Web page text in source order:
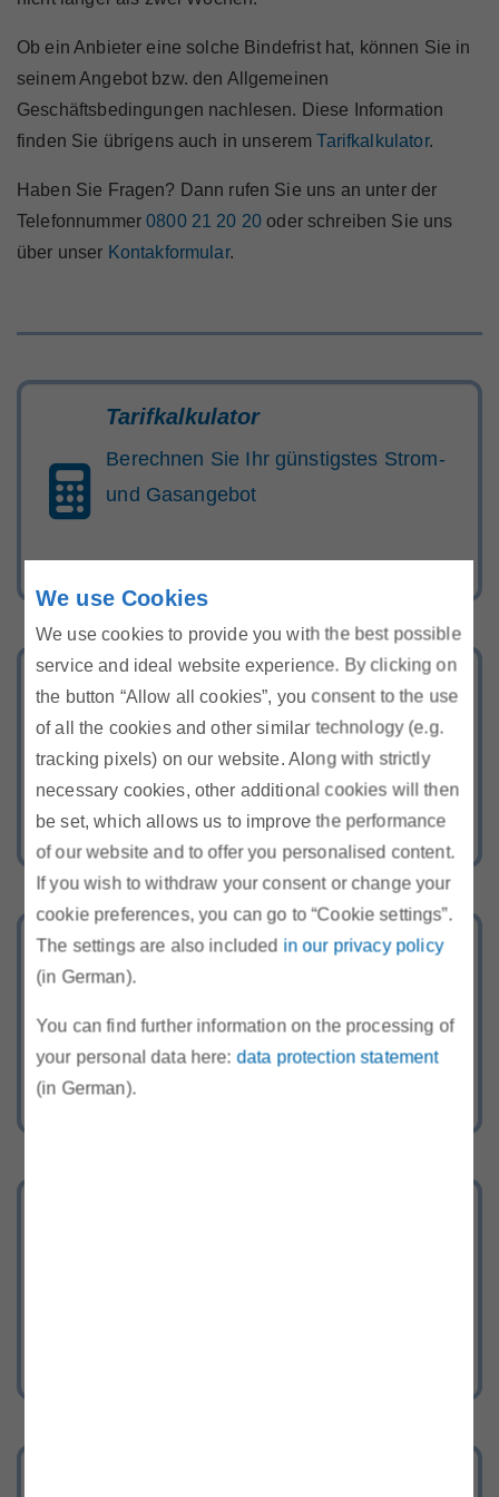
We use Cookies
We use cookies to provide you with the best possible
service and ideal website experience. By clicking on
the button “Allow all cookies”, you consent to the use
of all the cookies and other similar technology (e.g.
tracking pixels) on our website. Along with strictly
necessary cookies, other additional cookies will then
be set, which allows us to improve the performance
of our website and to offer you personalised content.
If you wish to withdraw your consent or change your
cookie preferences, you can go to “Cookie settings”.
The settings are also included in our privacy policy
(in German).
You can find further information on the processing of
your personal data here:data protection statement
(in German).
Über Uns
Ob ein Anbieter eine solche Bindefrist hat, können Sie in
seinem Angebot bzw. den Allgemeinen
Geschäftsbedingungen nachlesen. Diese Information
finden Sie übrigens auch in unseremTarifkalkulator.
Haben Sie Fragen? Dann rufen Sie uns an unter der
Telefonnummer0800 21 20 20 oder schreiben Sie uns
über unser Kontakformular.
Tarifkalkulator
Berechnen Sie Ihr günstigstes Strom-
und Gasangebot
Energie-Hotline
Rufen Sie uns kostenlos an oder
schreiben Sie uns über unser
Kontaktformular
Bereich Recht
Gesetze, Verordnungen, TOR, SOMA,
Begutachtungsentwürfe und
behördliche Entscheidungen der E-
Control.